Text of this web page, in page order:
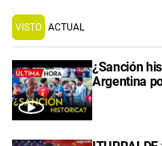
VISTO ACTUAL
¿Sanción
Argentina